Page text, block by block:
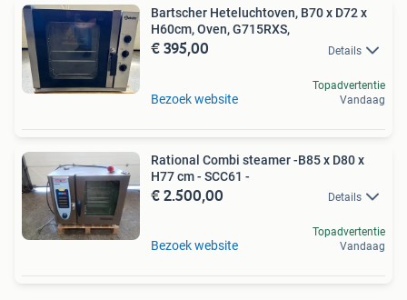
Bartscher Heteluchtoven, B70 x D72 x
H60cm, Oven, G715RXS,
€ 395,00 Details
Bezoek website
Topadvertentie
Vandaag
Rational Combi steamer -B85 x D80 x
H77 cm - SCC61 -
€ 2.500,00 Details
Bezoek website
Topadvertentie
Vandaag